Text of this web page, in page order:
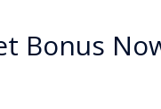
Bonus